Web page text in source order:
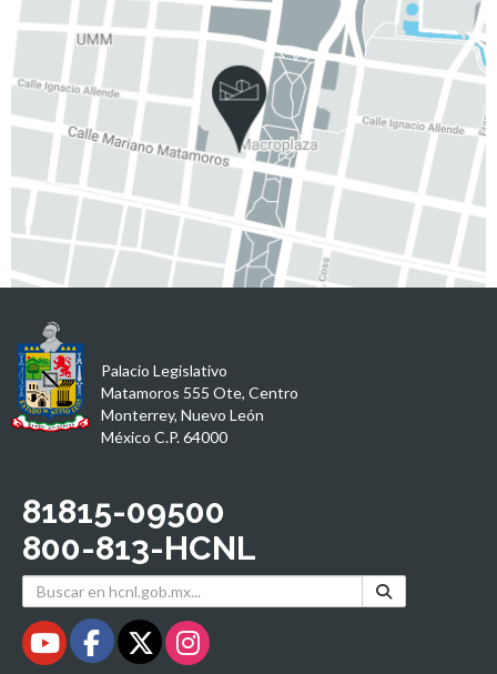
Palacio Legislativo
Matamoros 555 Ote, Centro
Monterrey, Nuevo León
México C.P. 64000
81815-09500
800-813-HCNL